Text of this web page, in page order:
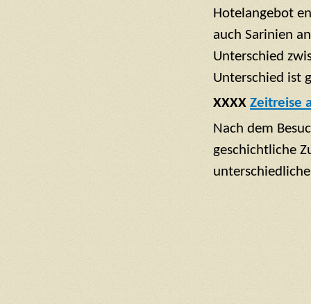
Hotelangebot
auch Sarinien
Unterschied
Unterschied ist
XXXX Zeitreise
Nach dem
geschichtliche